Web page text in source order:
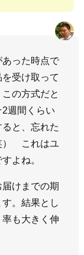
った時点で
受け取って
の方式だと
週間くらい
と、忘れた
） これはユ
よね。
けまでの期
。結果とし
も大きく伸